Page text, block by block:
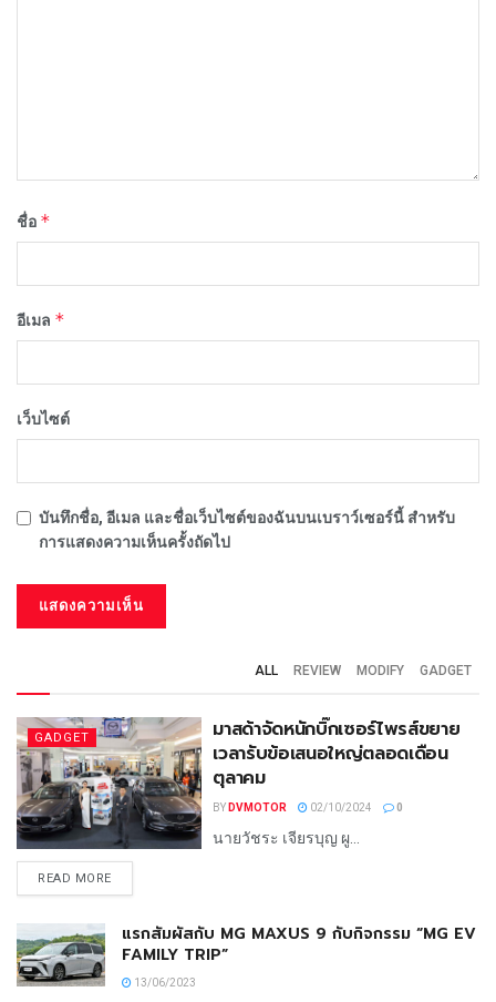
ชื่อ *
อีเมล *
เว็บไซต์
บันทึกชื่อ, อีเมล และชื่อเว็บไซต์ของฉันบนเบราว์เซอร์นี้ สำหรับ
การแสดงความเห็นครั้งถัดไป
ALL REVIEW MODIFY GADGET
GADGET
มาสด้าจัดหนักบิ๊กเซอร์ไพรส์ขยาย
เวลารับข้อเสนอใหญ่ตลอดเดือน
ตุลาคม
BY DVMOTOR 02/10/2024 0
นายวัชระ เจียรบุญ ผู...
READ MORE
แรกสัมผัสกับ MG MAXUS 9 กับกิจกรรม “MG EV
FAMILY TRIP”
13/06/2023